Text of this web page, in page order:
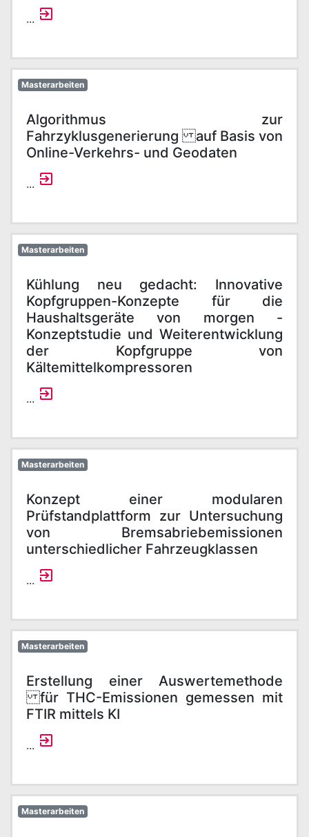
...
Masterarbeiten
Algorithmus zur
Fahrzyklusgenerierung auf Basis von
Online-Verkehrs- und Geodaten
...
Masterarbeiten
Kühlung neu gedacht: Innovative
Kopfgruppen-Konzepte für die
Haushaltsgeräte von morgen -
Konzeptstudie und Weiterentwicklung
der Kopfgruppe von
Kältemittelkompressoren
...
Masterarbeiten
Konzept einer modularen
Prüfstandplattform zur Untersuchung
von Bremsabriebemissionen
unterschiedlicher Fahrzeugklassen
...
Masterarbeiten
Erstellung einer Auswertemethode
für THC-Emissionen gemessen mit
FTIR mittels KI
...
Masterarbeiten